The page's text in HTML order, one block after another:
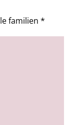
familien *